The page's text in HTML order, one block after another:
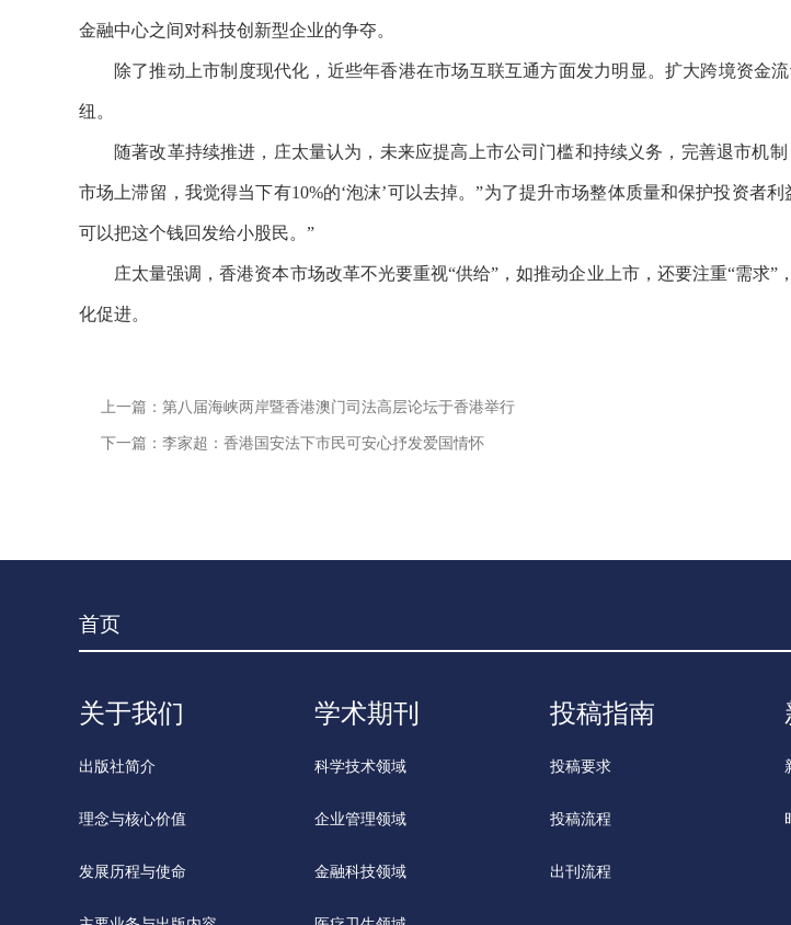
金融中心之间对科技创新型企业的争夺。
除了推动上市制度现代化，近些年香港在市场互联互通方面发力明显。扩大跨境资金
纽。
随著改革持续推进，庄太量认为，未来应提高上市公司门槛和持续义务，完善退市机
市场上滞留，我觉得当下有10%的‘泡沫’可以去掉。”为了提升市场整体质量和保护投资者
可以把这个钱回发给小股民。”
庄太量强调，香港资本市场改革不光要重视“供给”，如推动企业上市，还要注重“需求
化促进。
上一篇：第八届海峡两岸暨香港澳门司法高层论坛于香港举行
下一篇：李家超：香港国安法下市民可安心抒发爱国情怀
首页
关于我们
出版社简介
理念与核心价值
发展历程与使命
学术期刊
科学技术领域
企业管理领域
金融科技领域
投稿指南
投稿要求
投稿流程
出刊流程